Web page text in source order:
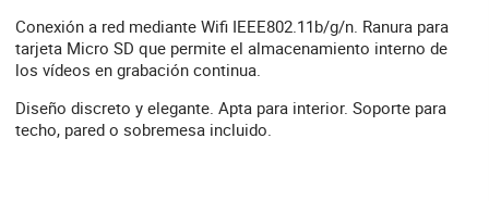
Conexión a red mediante Wifi IEEE802.11b/g/n. Ranura para
tarjeta Micro SD que permite el almacenamiento interno de
los vídeos en grabación continua.
Diseño discreto y elegante. Apta para interior. Soporte para
techo, pared o sobremesa incluido.